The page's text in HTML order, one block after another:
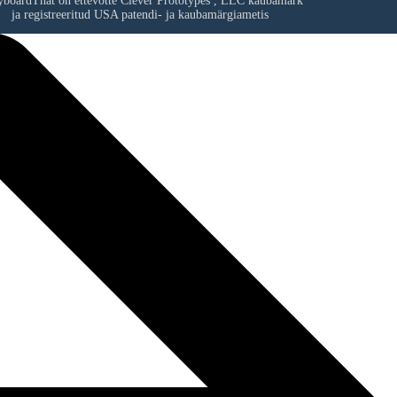
ja registreeritud USA patendi- ja kaubamärgiametis